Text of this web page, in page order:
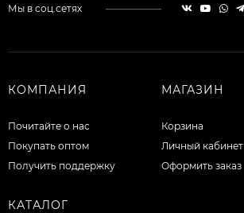
Мы в соц.сетях
КОМПАНИЯ
Почитайте о нас
Покупать оптом
Получить поддержку
МАГАЗИН
Корзина
Личный кабинет
Оформить заказ
КАТАЛОГ